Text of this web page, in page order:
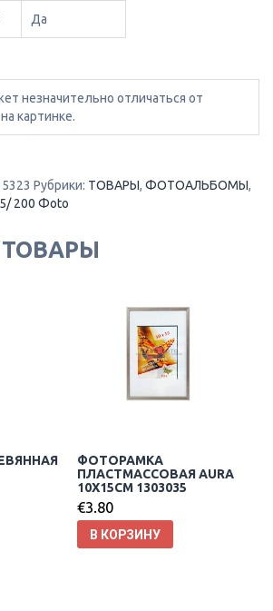
Да
незначительно отличаться от
картинке.
Рубрики: ТОВАРЫ, ФОТОАЛЬБОМЫ,
200 Фoto
ФОТОРАМКА
ПЛАСТМАССОВАЯ AURA
10X15CM 1303035
€3.80
В КОРЗИНУ